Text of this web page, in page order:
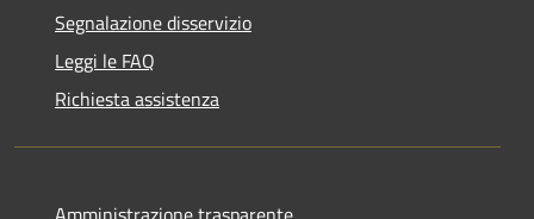
Segnalazione disservizio
Leggi le FAQ
Richiesta assistenza